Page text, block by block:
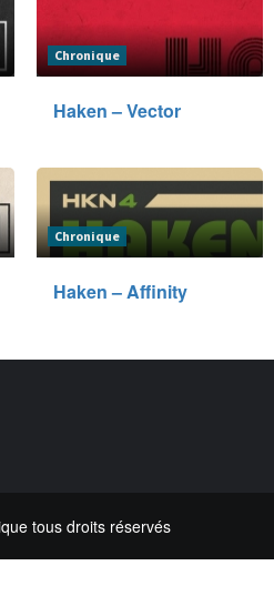
Chronique
Haken – Vector
Chronique
Haken – Affinity
tous droits réservés